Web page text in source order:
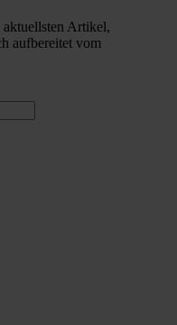
aktuellsten Artikel,
aufbereitet vom